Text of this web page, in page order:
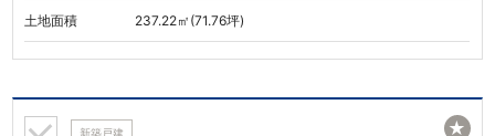
土地面積 237.22㎡(71.76坪)
新築戸建 ★